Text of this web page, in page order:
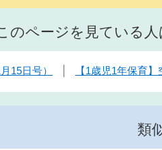
のページを見ている
15日号） 【1歳児1年保育】
類